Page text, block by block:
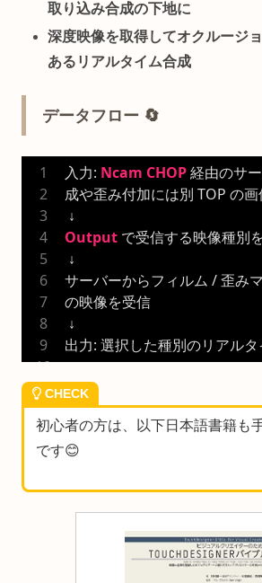
取り込み合成の下地に
深度映像を取得してオクルージ
あるリアルタイム合成
データフロー 🔄
入力: Ncam CHOP 経由のサ
成や歪み付加には別 TOP の
↓
Output で受信する映像種別
↓
サーバーからフィルム / 歪み
の映像を受信
↓
出力: 選択した種別のリアル
CHECK
初心者の方は、以下日本語書籍も
です😊